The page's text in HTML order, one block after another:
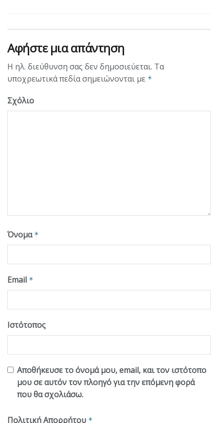
Αφήστε μια απάντηση
Η ηλ. διεύθυνση σας δεν δημοσιεύεται. Τα
υποχρεωτικά πεδία σημειώνονται με *
Σχόλιο
Όνομα *
Email *
Ιστότοπος
Αποθήκευσε το όνομά μου, email, και τον ιστότοπο
μου σε αυτόν τον πλοηγό για την επόμενη φορά
που θα σχολιάσω.
Πολιτική Απορρήτου *